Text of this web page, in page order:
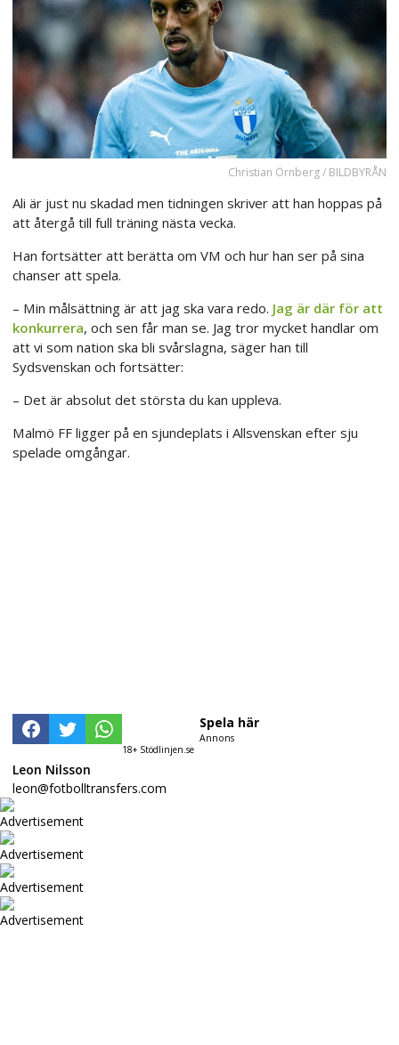
Christian Örnberg / BILDBYRÅN
Ali är just nu skadad men tidningen skriver att han hoppas på
att återgå till full träning nästa vecka.
Han fortsätter att berätta om VM och hur han ser på sina
chanser att spela.
– Min målsättning är att jag ska vara redo. Jag är där för att
konkurrera, och sen får man se. Jag tror mycket handlar om
att vi som nation ska bli svårslagna, säger han till
Sydsvenskan och fortsätter:
– Det är absolut det största du kan uppleva.
Malmö FF ligger på en sjundeplats i Allsvenskan efter sju
spelade omgångar.
18+ Stödlinjen.se
Spela här
Annons
Leon Nilsson
leon@fotbolltransfers.com